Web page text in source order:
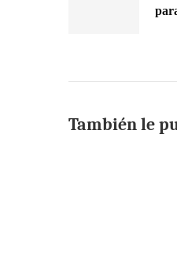
También le